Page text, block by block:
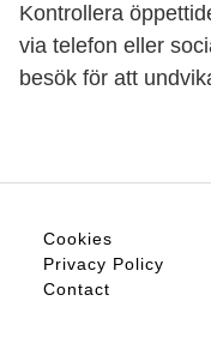
Kontrollera
via telefon eller
besök för att
Cookies
Privacy Policy
Contact